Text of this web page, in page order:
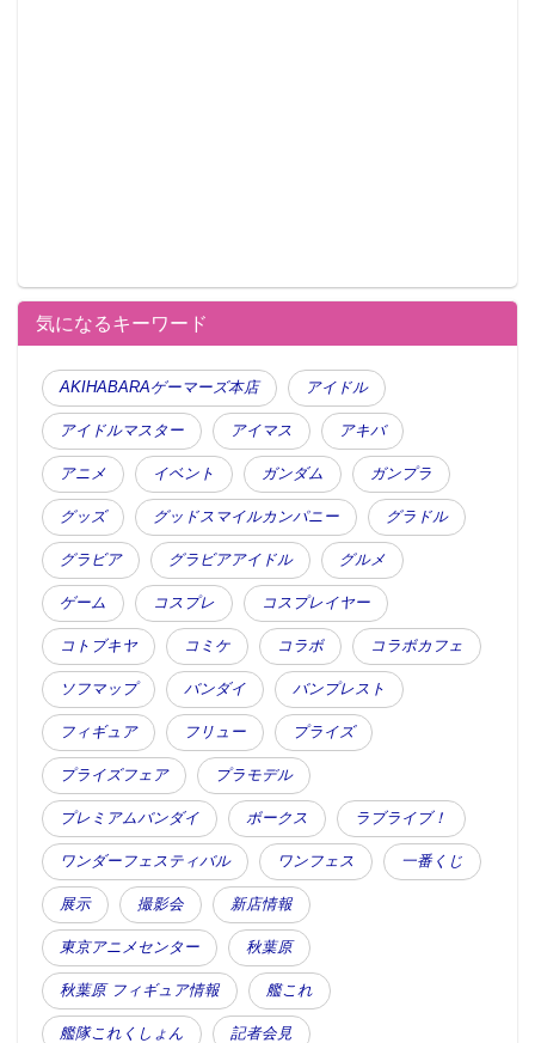
気になるキーワード
AKIHABARAゲーマーズ本店 アイドル
アイドルマスター アイマス アキバ
アニメ イベント ガンダム ガンプラ
グッズ グッドスマイルカンパニー グラドル
グラビア グラビアアイドル グルメ
ゲーム コスプレ コスプレイヤー
コトブキヤ コミケ コラボ コラボカフェ
ソフマップ バンダイ バンプレスト
フィギュア フリュー プライズ
プライズフェア プラモデル
プレミアムバンダイ ボークス ラブライブ！
ワンダーフェスティバル ワンフェス 一番くじ
展示 撮影会 新店情報
東京アニメセンター 秋葉原
秋葉原 フィギュア情報 艦これ
艦隊これくしょん 記者会見